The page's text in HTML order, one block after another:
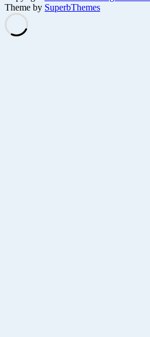
Theme by SuperbThemes